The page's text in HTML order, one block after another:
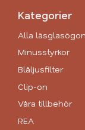
Kategorier
Alla läsglasögon
Minusstyrkor
Blåljusfilter
Clip-on
Våra tillbehör
REA